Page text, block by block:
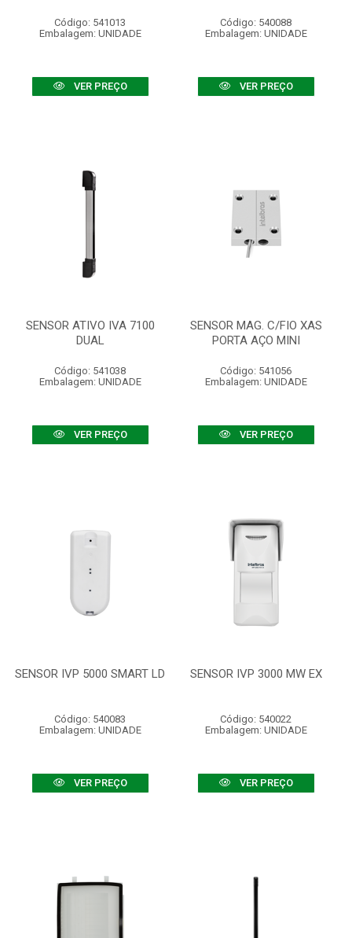
Código: 541013
Embalagem: UNIDADE
VER PREÇO
Código: 540088
Embalagem: UNIDADE
VER PREÇO
SENSOR ATIVO IVA 7100
DUAL
Código: 541038
Embalagem: UNIDADE
VER PREÇO
SENSOR MAG. C/FIO XAS
PORTA AÇO MINI
Código: 541056
Embalagem: UNIDADE
VER PREÇO
SENSOR IVP 5000 SMART LD
Código: 540083
Embalagem: UNIDADE
VER PREÇO
SENSOR IVP 3000 MW EX
Código: 540022
Embalagem: UNIDADE
VER PREÇO